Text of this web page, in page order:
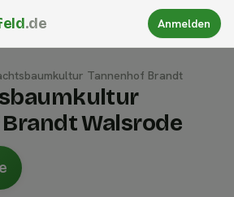
.de Anmelden
Tannenhof Brandt
Walsrode